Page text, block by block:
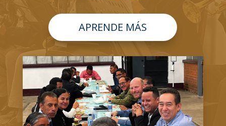
APRENDE MÁS